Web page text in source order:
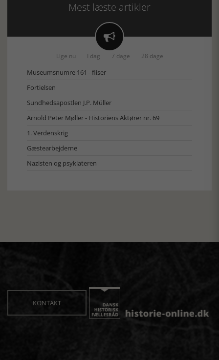
Mest læste artikler

Lige nu I dag 7 dage 28 dage
Museumsnumre 161 - fliser
Fortielsen
Sundhedsapostlen J.P. Müller
Arnold Peter Møller - Historiens Aktører nr. 69
1. Verdenskrig
Gæstearbejderne
Nazisten og psykiateren
KONTAKT